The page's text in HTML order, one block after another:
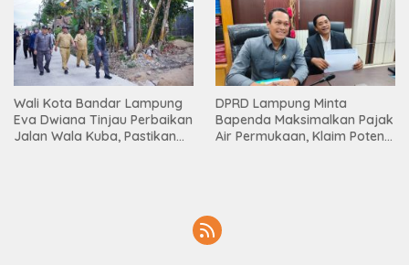
Wali Kota Bandar Lampung
Eva Dwiana Tinjau Perbaikan
Jalan Wala Kuba, Pastikan
DPRD Lampung Minta
Bapenda Maksimalkan Pajak
Air Permukaan, Klaim Potensi